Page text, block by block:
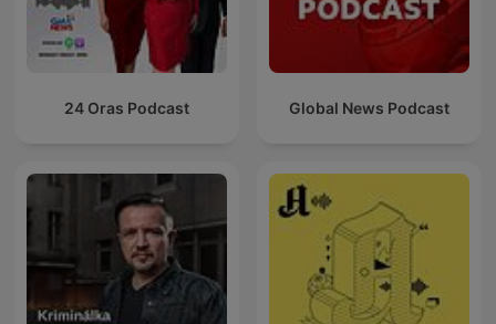
24 Oras Podcast Global News Podcast